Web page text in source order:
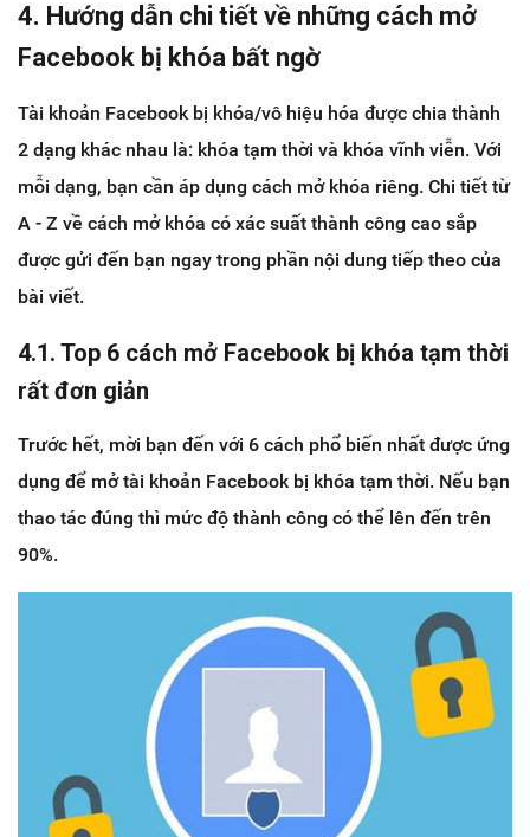
4. Hướng dẫn chi tiết về những cách mở
Facebook bị khóa bất ngờ
Tài khoản Facebook bị khóa/vô hiệu hóa được chia thành
2 dạng khác nhau là: khóa tạm thời và khóa vĩnh viễn. Với
mỗi dạng, bạn cần áp dụng cách mở khóa riêng. Chi tiết từ
A - Z về cách mở khóa có xác suất thành công cao sắp
được gửi đến bạn ngay trong phần nội dung tiếp theo của
bài viết.
4.1. Top 6 cách mở Facebook bị khóa tạm thời
rất đơn giản
Trước hết, mời bạn đến với 6 cách phổ biến nhất được ứng
dụng để mở tài khoản Facebook bị khóa tạm thời. Nếu bạn
thao tác đúng thì mức độ thành công có thể lên đến trên
90%.